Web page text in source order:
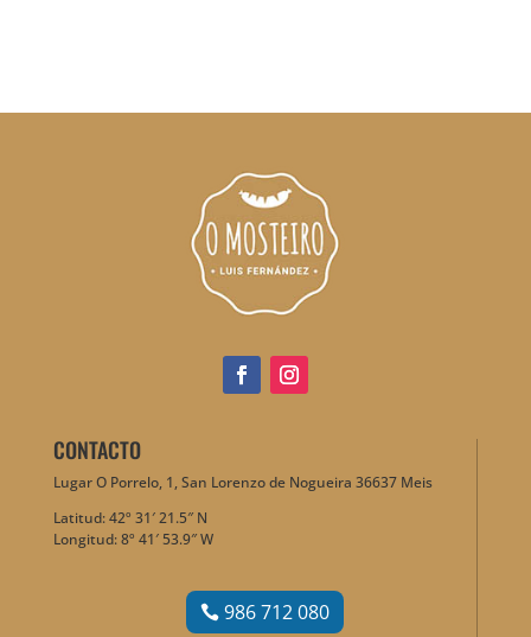
CONTACTO
Lugar O Porrelo, 1, San Lorenzo de Nogueira 36637 Meis
Latitud: 42º 31′ 21.5″ N
Longitud: 8º 41′ 53.9″ W
986 712 080